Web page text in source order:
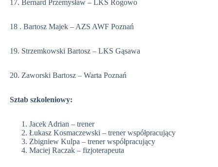
17. Bernard Przemysław – LKS Rogowo
18 . Bartosz Majek – AZS AWF Poznań
19. Strzemkowski Bartosz – LKS Gąsawa
20. Zaworski Bartosz – Warta Poznań
Sztab szkoleniowy:
Jacek Adrian – trener
Łukasz Kosmaczewski – trener współpracujący
Zbigniew Kulpa – trener współpracujący
Maciej Raczak – fizjoterapeuta